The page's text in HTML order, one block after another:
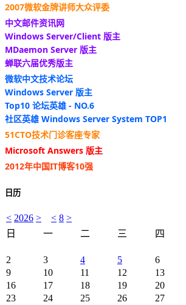
2007微软金牌讲师大众评委
中文邮件资讯网
Windows Server/Client 版主
MDaemon Server 版主
蝉联六届优秀版主
微软中文技术论坛
Windows Server 版主
Top10 论坛英雄 - NO.6
社区英雄 Windows Server System TOP1
51CTO技术门诊客座专家
Microsoft Answers 版主
2012年中国IT博客10强
日历
< 2026 > < 8 >
日
一 二 三 四
2
3 4 5 6
9
10 11 12 13
16
17 18 19 20
23
24 25 26 27